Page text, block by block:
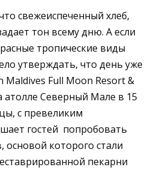
свежеиспеченный хлеб,
тон всему дню. А если
тропические виды
утверждать, что день уже
Maldives Full Moon Resort &
атолле Северный Мале в 15
с превеликим
гостей попробовать
которого стали
пекарни